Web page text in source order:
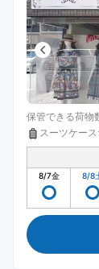
保管できる荷物
スーツケー
8/7金 8/8